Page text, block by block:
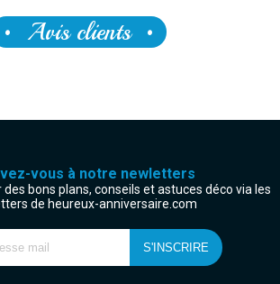
Avis clients
vous à notre newletters
bons plans, conseils et astuces déco via les
de heureux-anniversaire.com